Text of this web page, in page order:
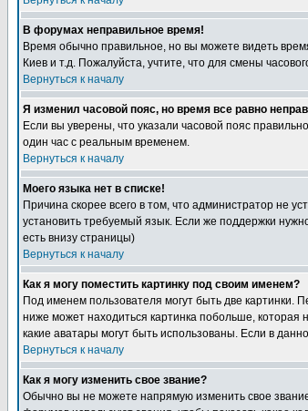
В форумах неправильное время!
Время обычно правильное, но вы можете видеть
Киев и т.д. Пожалуйста, учтите, что для смены
Вернуться к началу
Я изменил часовой пояс, но время все равно
Если вы уверены, что указали часовой пояс
один час с реальным временем.
Вернуться к началу
Моего языка нет в списке!
Причина скорее всего в том, что администратор не
установить требуемый язык. Если же поддержки
есть внизу страницы)
Вернуться к началу
Как я могу поместить картинку под своим именем?
Под именем пользователя могут быть две картинки.
ниже может находиться картинка побольше, которая
какие аватары могут быть использованы. Если в
Вернуться к началу
Как я могу изменить свое звание?
Обычно вы не можете напрямую изменить свое